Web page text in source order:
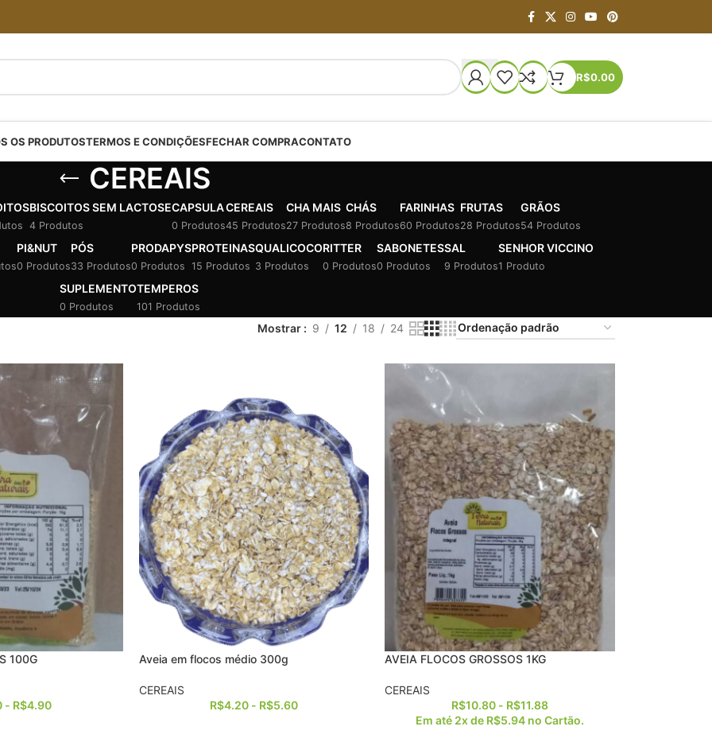
R$0.00
OS PRODUTOSTERMOS E CONDIÇÕESFECHAR COMPRACONTATO
CEREAIS
BISCOITOS SEM LACTOSE
4 Produtos
CAPSULA
0 Produtos
CEREAIS
45 Produtos
CHA MAIS
27 Produtos
CHÁS
8 Produtos
FARINHAS
60 Produtos
FRUTAS
28 Produtos
GRÃOS
54 Produtos
PI&NUT
0 Produtos
PÓS
33 Produtos
PRODAPYS
0 Produtos
PROTEINAS
15 Produtos
QUALICOCO
3 Produtos
RITTER
0 Produtos
SABONETES
0 Produtos
SAL
9 Produtos
SENHOR VICCINO
1 Produto
SUPLEMENTO
0 Produtos
TEMPEROS
101 Produtos
Mostrar 9 12 18 24
100G
- R$4.90
Aveia em flocos médio 300g
CEREAIS
R$4.20- R$5.60
AVEIA FLOCOS GROSSOS 1KG
CEREAIS
R$10.80 - R$11.88
Em até 2x de R$5.94 no Cartão.